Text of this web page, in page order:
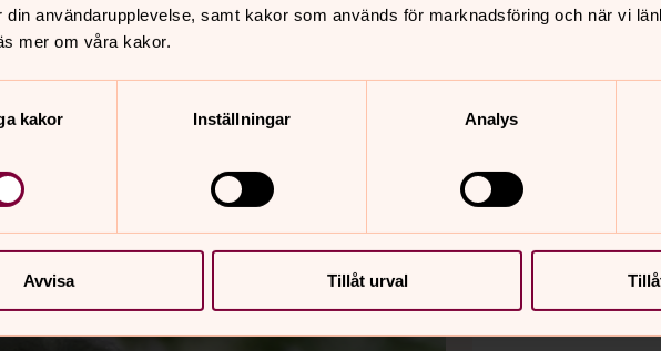
din användarupplevelse, samt kakor som används för marknadsföring och när vi
mer om våra kakor.
kakor
Inställningar Analys
Avvisa Tillåt urval
85 21